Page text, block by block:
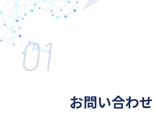
お問い合わせ
01